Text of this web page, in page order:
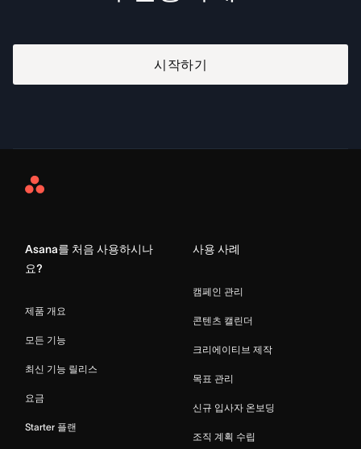
시작하기
Asana
Asana를 처음 사용하시나
요?
제품 개요
모든 기능
최신 기능 릴리스
요금
Starter 플랜
사용 사례
캠페인 관리
콘텐츠 캘린더
크리에이티브 제작
목표 관리
신규 입사자 온보딩
조직 계획 수립